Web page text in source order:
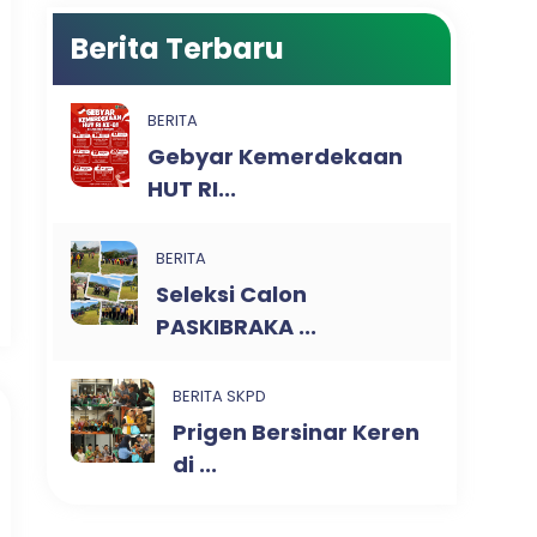
Berita Terbaru
BERITA
Gebyar Kemerdekaan
HUT RI...
BERITA
Seleksi Calon
PASKIBRAKA ...
BERITA SKPD
Prigen Bersinar Keren
di ...